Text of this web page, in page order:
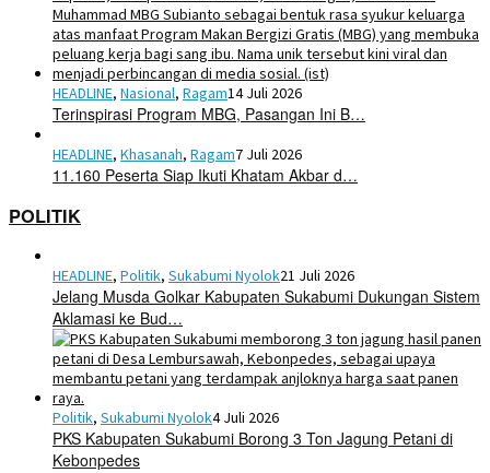
HEADLINE, Nasional, Ragam14 Juli 2026
Terinspirasi Program MBG, Pasangan Ini B…
HEADLINE, Khasanah, Ragam7 Juli 2026
11.160 Peserta Siap Ikuti Khatam Akbar d…
POLITIK
HEADLINE, Politik, Sukabumi Nyolok21 Juli 2026
Jelang Musda Golkar Kabupaten Sukabumi Dukungan Sistem
Aklamasi ke Bud…
Politik, Sukabumi Nyolok4 Juli 2026
PKS Kabupaten Sukabumi Borong 3 Ton Jagung Petani di
Kebonpedes